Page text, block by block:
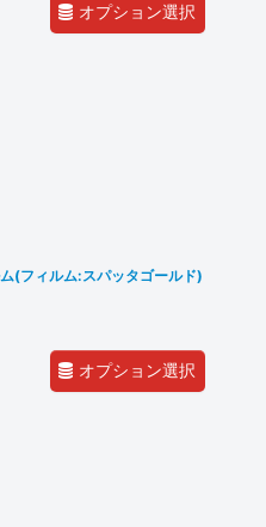
オプション選択
(フィルム:スパッタゴールド)
オプション選択